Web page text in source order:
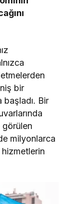
bir
Bir
milyonlarca
hizmetlerin